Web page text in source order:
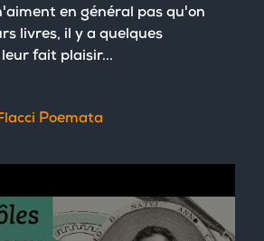
en général pas qu'on
livres, il y a quelques
fait plaisir...
Poemata